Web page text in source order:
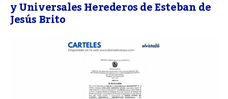
y Universales Herederos de Esteban de
Jesús Brito